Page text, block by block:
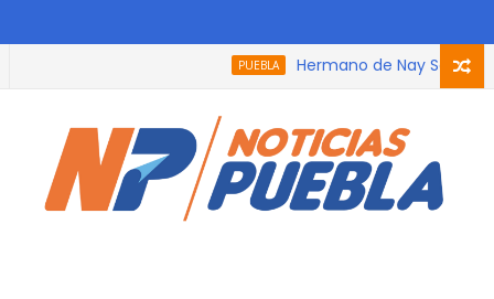
PUEBLA
Hermano de Nay Salvatori